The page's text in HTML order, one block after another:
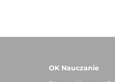
OK Nauczanie